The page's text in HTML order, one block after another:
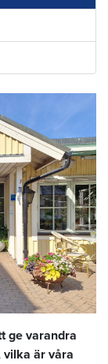
ge varandra
vilka är våra